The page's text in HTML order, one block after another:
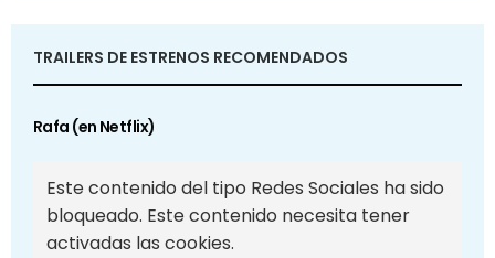
TRAILERS DE ESTRENOS RECOMENDADOS
Rafa (en Netflix)
Este contenido del tipo Redes Sociales ha sido
bloqueado. Este contenido necesita tener
activadas las cookies.